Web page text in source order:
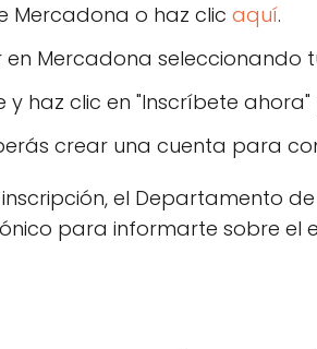
Mercadona o haz clic aquí.
Mercadona seleccionando
y haz clic en "Inscríbete
crear una cuenta para
el Departamento
para informarte sobre el